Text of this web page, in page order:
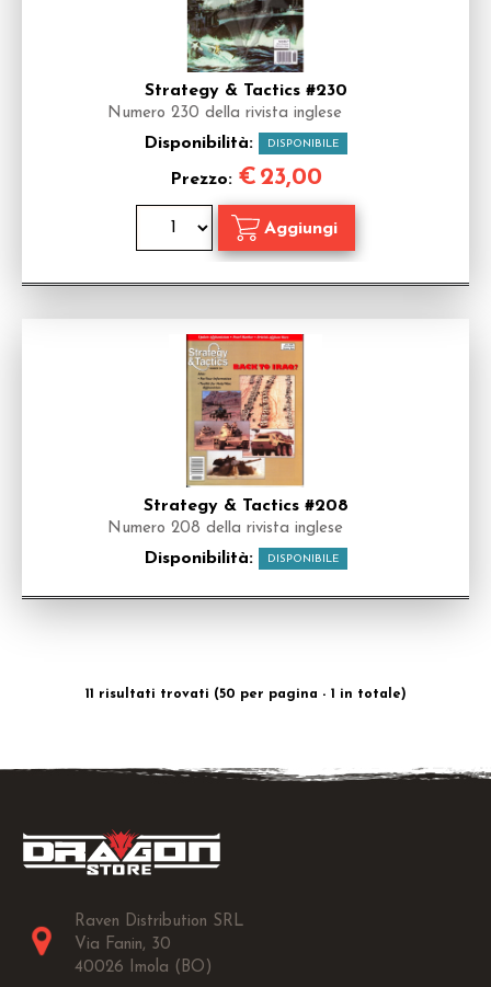
Strategy & Tactics #230
Numero 230 della rivista inglese
Disponibilità: DISPONIBILE
Prezzo: € 23,00
Strategy & Tactics #208
Numero 208 della rivista inglese
Disponibilità: DISPONIBILE
11 risultati trovati (50 per pagina - 1 in totale)
Raven Distribution SRL
Via Fanin, 30
40026 Imola (BO)